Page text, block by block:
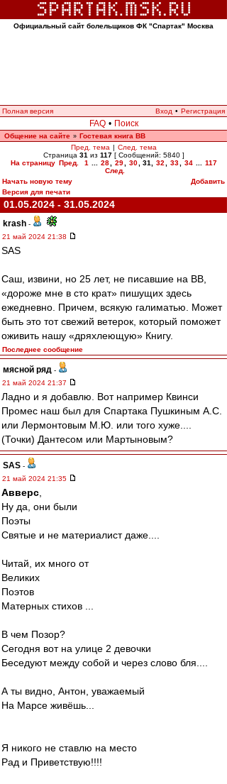
Официальный сайт болельщиков ФК "Спартак" Москва
Полная версия Вход • Регистрация
FAQ • Поиск
Общение на сайте » Гостевая книга ВВ
Пред. тема | След. тема
Страница 31 из 117[ Сообщений: 5840 ]
На страницу Пред. 1 28 29 30 31 32 33 34
117
След.
Начать новую тему
Добавить
Версия для печати
01.05.2024 - 31.05.2024
krash -
21 май 2024 21:38
SAS
Саш, извини, но 25 лет, не писавшие на ВВ,
«дороже мне в сто крат» пишущих здесь
ежедневно. Причем, всякую галиматью. Может
быть это тот свежий ветерок, который поможет
оживить нашу «дряхлеющую» Книгу.
Последнее сообщение
мясной ряд -
21 май 2024 21:37
Ладно и я добавлю. Вот например Квинси
Промес наш был для Спартака Пушкиным А.С.
или Лермонтовым М.Ю. или того хуже....
(Точки) Дантесом или Мартыновым?
SAS -
21 май 2024 21:35
Авверс
Ну да, они были
Поэты
Святые и не материалист даже....
Читай, их много от
Великих
Поэтов
Матерных стихов ...
В чем Позор?
Сегодня вот на улице 2 девочки
Беседуют между собой и через слово бля....
А ты видно, Антон, уважаемый
На Марсе живёшь...
Я никого не ставлю на место
Рад и Приветствую!!!!